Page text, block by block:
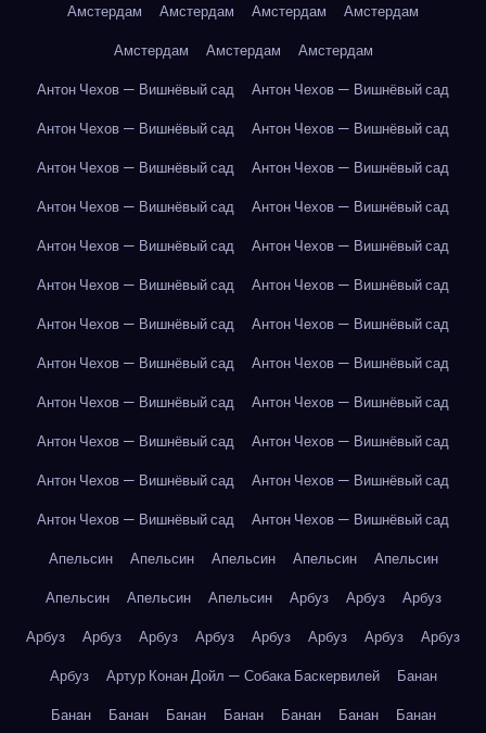
Амстердам
Амстердам Амстердам
Амстердам
Амстердам
Амстердам
Амстердам
Антон Чехов — Вишнёвый сад
Антон Чехов — Вишнёвый сад
Антон Чехов — Вишнёвый сад
Антон Чехов — Вишнёвый сад
Антон Чехов — Вишнёвый сад
Антон Чехов — Вишнёвый сад
Антон Чехов — Вишнёвый сад
Антон Чехов — Вишнёвый сад
Антон Чехов — Вишнёвый сад
Антон Чехов — Вишнёвый сад
Антон Чехов — Вишнёвый сад
Антон Чехов — Вишнёвый сад
Антон Чехов — Вишнёвый сад
Антон Чехов — Вишнёвый сад
Антон Чехов — Вишнёвый сад
Антон Чехов — Вишнёвый сад
Антон Чехов — Вишнёвый сад
Антон Чехов — Вишнёвый сад
Антон Чехов — Вишнёвый сад
Антон Чехов — Вишнёвый сад
Антон Чехов — Вишнёвый сад
Антон Чехов — Вишнёвый сад
Антон Чехов — Вишнёвый сад
Антон Чехов — Вишнёвый сад
Апельсин
Апельсин Апельсин Апельсин
Апельсин
Апельсин
Апельсин Апельсин Арбуз Арбуз
Арбуз
Арбуз
Арбуз Арбуз Арбуз Арбуз Арбуз Арбуз
Арбуз
Арбуз
Артур Конан Дойл — Собака Баскервилей
Банан
Банан
Банан Банан Банан Банан Банан Банан